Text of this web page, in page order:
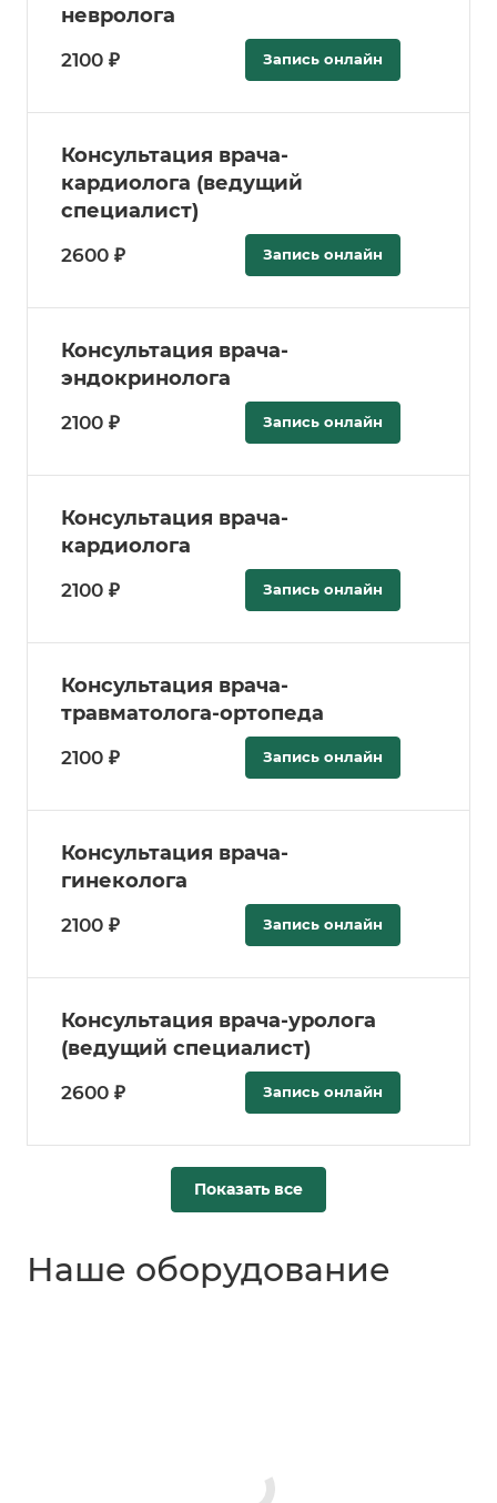
невролога
2100 ₽ Запись онлайн
Консультация врача-
кардиолога (ведущий
специалист)
2600 ₽ Запись онлайн
Консультация врача-
эндокринолога
2100 ₽ Запись онлайн
Консультация врача-
кардиолога
2100 ₽ Запись онлайн
Консультация врача-
травматолога-ортопеда
2100 ₽ Запись онлайн
Консультация врача-
гинеколога
2100 ₽ Запись онлайн
Консультация врача-уролога
(ведущий специалист)
2600 ₽ Запись онлайн
Показать все
Наше оборудование